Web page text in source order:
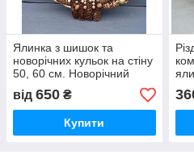
Ялинка з шишок та
новорічних кульок на стіну
50, 60 см. Новорічний
декор для закладів,
домівок, фотозони
від 650 ₴
Купити